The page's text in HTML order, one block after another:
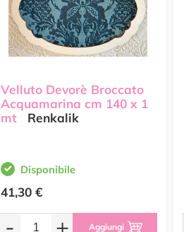
Velluto Devorè Broccato
Acquamarina cm 140 x 1
mt
Renkalik
Disponibile
41,30 €
- + Aggiungi